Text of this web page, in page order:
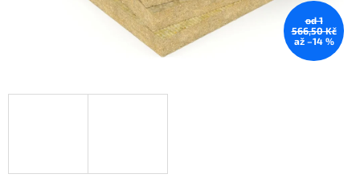
od 1
566,50 Kč
až –14 %